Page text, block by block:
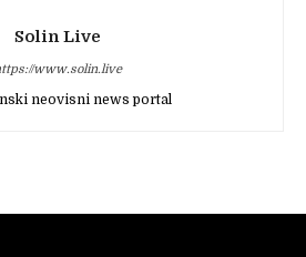
Solin Live
www.solin.live
neovisni news portal